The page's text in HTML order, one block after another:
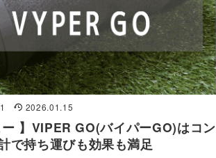
2026.01.15
ー 】VIPER GO(バイパーGO)はコン
で持ち運びも効果も満足